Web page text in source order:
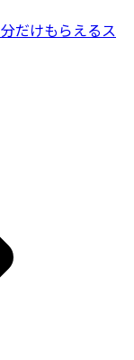
だけもらえるス